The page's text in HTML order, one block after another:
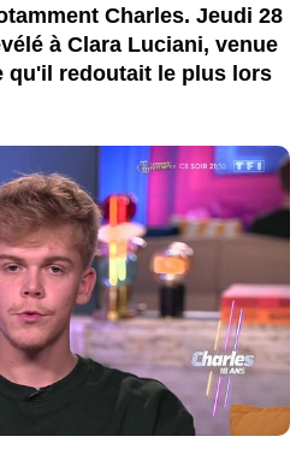
Charles. Jeudi 28
à Clara Luciani, venue
qu'il redoutait le plus lors